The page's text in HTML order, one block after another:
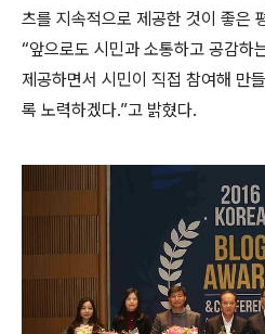
츠를 지속적으로 제공한 것이 좋은
“앞으로도 시민과 소통하고 공감하
제공하면서 시민이 직접 참여해 만
록 노력하겠다.”고 밝혔다.